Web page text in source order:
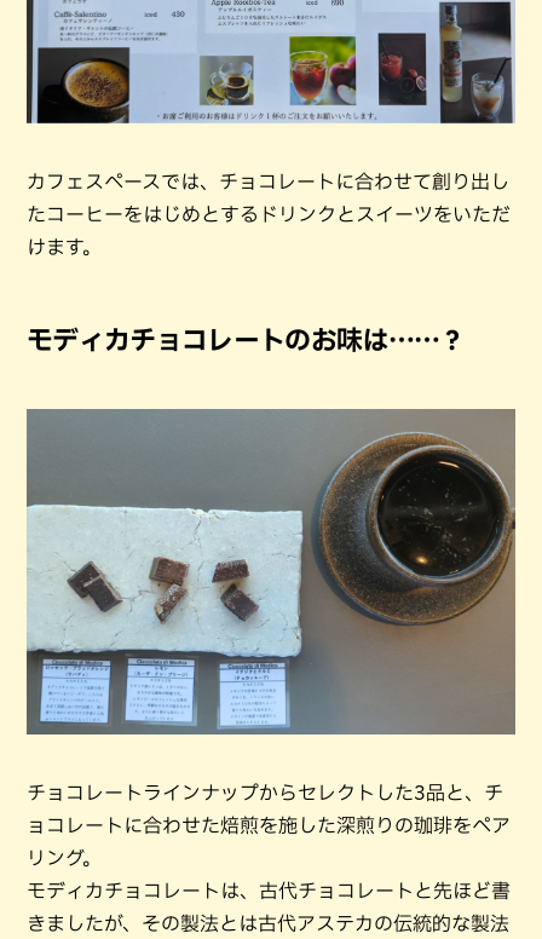
カフェスペースでは、チョコレートに合わせて創り出し
たコーヒーをはじめとするドリンクとスイーツをいただ
けます。
モディカチョコレートのお味は……？
チョコレートラインナップからセレクトした3品と、チ
ョコレートに合わせた焙煎を施した深煎りの珈琲をペア
リング。
モディカチョコレートは、古代チョコレートと先ほど書
きましたが、その製法とは古代アステカの伝統的な製法